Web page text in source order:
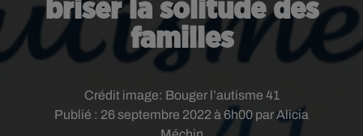
briser la solitude des
familles
Publié : 26 septembre 2022 à 6h00 par Alicia
Crédit image: Bouger l’autisme 41